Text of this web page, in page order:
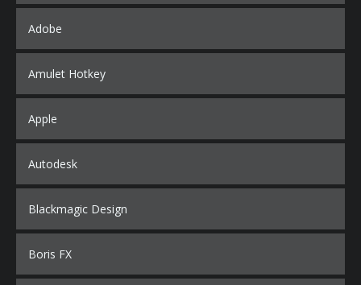
Adobe
Amulet Hotkey
Apple
Autodesk
Blackmagic Design
Boris FX